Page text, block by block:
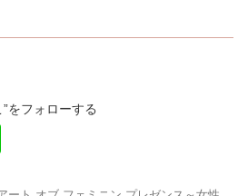
をフォローする